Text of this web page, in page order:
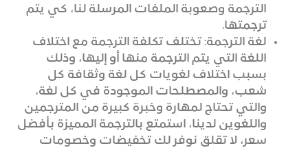
الترجمة وصعوبة الملفات المرسلة لنا، كي يتم
ترجمتها.
لغة الترجمة: تختلف تكلفة الترجمة مع اختلاف
اللغة التي يتم الترجمة منها أو إليها، وذلك
بسبب اختلاف لغويات كل لغة وثقافة كل
شعب، والمصطلحات الموجودة في كل لغة،
والتي تحتاج لمهارة وخبرة كبيرة من المترجمين
واللغوين لدينا، استمتع بالترجمة المميزة بأفضل
سعر، لا تقلق نوفر لك تخفيضات وخصومات